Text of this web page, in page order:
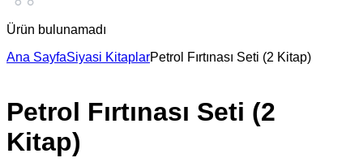
Ürün bulunamadı
Ana SayfaSiyasi KitaplarPetrol Fırtınası Seti (2 Kitap)
Petrol Fırtınası Seti (2
Kitap)